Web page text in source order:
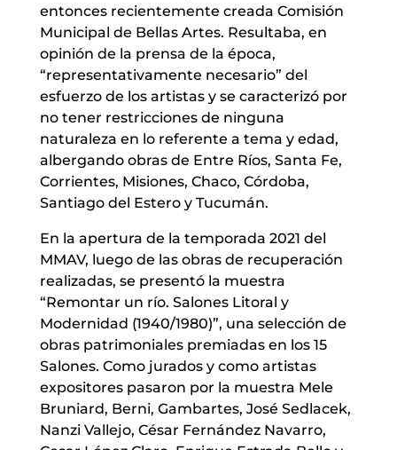
entonces recientemente creada Comisión
Municipal de Bellas Artes. Resultaba, en
opinión de la prensa de la época,
“representativamente necesario” del
esfuerzo de los artistas y se caracterizó por
no tener restricciones de ninguna
naturaleza en lo referente a tema y edad,
albergando obras de Entre Ríos, Santa Fe,
Corrientes, Misiones, Chaco, Córdoba,
Santiago del Estero y Tucumán.
En la apertura de la temporada 2021 del
MMAV, luego de las obras de recuperación
realizadas, se presentó la muestra
“Remontar un río. Salones Litoral y
Modernidad (1940/1980)”, una selección de
obras patrimoniales premiadas en los 15
Salones. Como jurados y como artistas
expositores pasaron por la muestra Mele
Bruniard, Berni, Gambartes, José Sedlacek,
Nanzi Vallejo, César Fernández Navarro,